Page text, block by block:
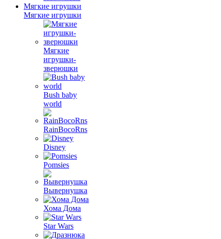
Мягкие игрушки
Мягкие игрушки
Мягкие
игрушки-
зверюшки
Bush baby
world
RainBocoRns
Disney
Pomsies
Вывернушка
Хома Дома
Star Wars